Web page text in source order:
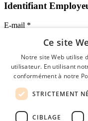
Identifiant
E-mail *
Mot de passe
se souvenir de moi
mot de passe oublié?
Profil Employeur
Ce site
Notre site Web utilise
utilisateur. En utilisant
conformément à notre
STRICTEMENT
CIBLAGE